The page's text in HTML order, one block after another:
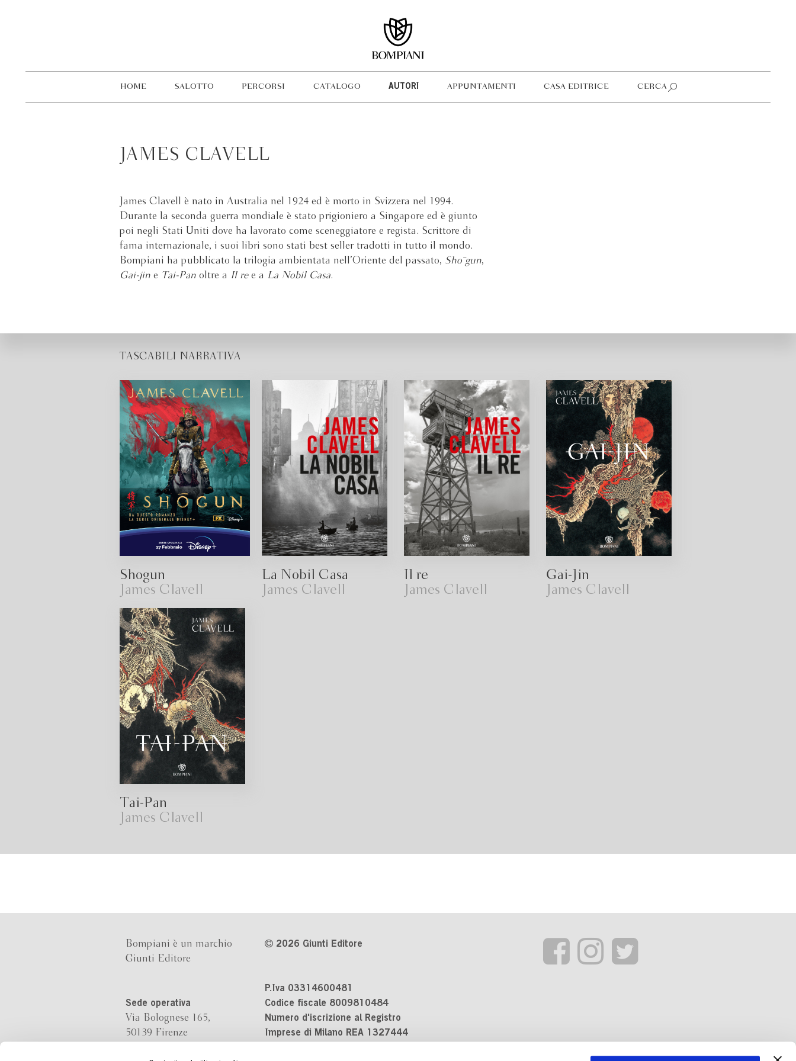
HOME SALOTTO PERCORSI CATALOGO AUTORI APPUNTAMENTI CASA EDITRICE CERCA
JAMES CLAVELL
James Clavell è nato in Australia nel 1924 ed è morto in Svizzera nel 1994.
Durante la seconda guerra mondiale è stato prigioniero a Singapore ed è giunto
poi negli Stati Uniti dove ha lavorato come sceneggiatore e regista. Scrittore di
fama internazionale, i suoi libri sono stati best seller tradotti in tutto il mondo.
Bompiani ha pubblicato la trilogia ambientata nell’Oriente del passato, Sho¯gun,
Gai-jin e Tai-Pan oltre a Il re e a La Nobil Casa.
TASCABILI NARRATIVA
Shogun
James Clavell
La Nobil Casa
James Clavell
Il re
James Clavell
Gai-Jin
James Clavell
Tai-Pan
James Clavell
Bompiani è un marchio
Giunti Editore
Sede operativa
Via Bolognese 165,
50139 Firenze
2026 Giunti Editore
P.Iva 03314600481
Codice fiscale 8009810484
Numero d'iscrizione al Registro
Imprese di Milano REA 1327444